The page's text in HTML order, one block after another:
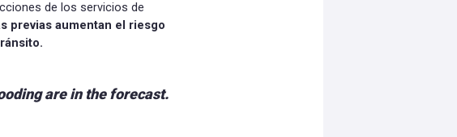
de los servicios de
previas aumentan el riesgo
are in the forecast.